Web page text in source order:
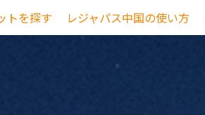
トを探す レジャパス中国の使い方